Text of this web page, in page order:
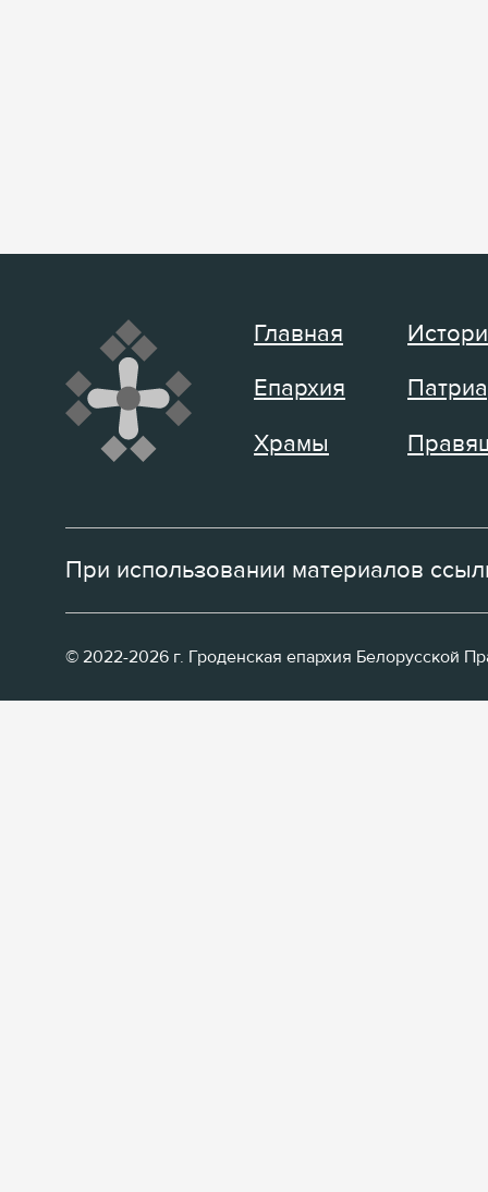
Главная
Епархия
Храмы
При использовании материалов
© 2022-2026 г. Гроденская епархия Белорусской